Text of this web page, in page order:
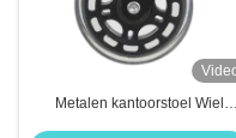
Metalen kantoorstoel Wiel